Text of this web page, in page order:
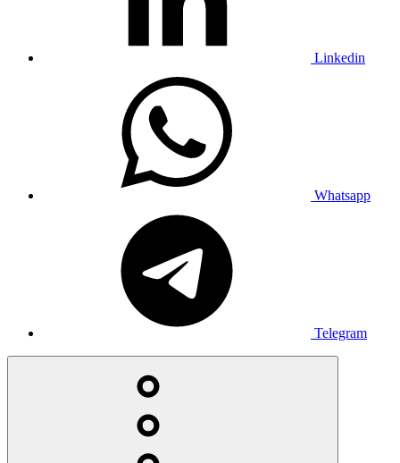
Linkedin
Whatsapp
Telegram